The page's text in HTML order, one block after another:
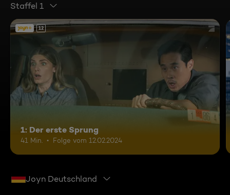
Staffel 1
12
1: Der erste Sprung
41 Min. Folge vom 12.02.2024
Joyn Deutschland